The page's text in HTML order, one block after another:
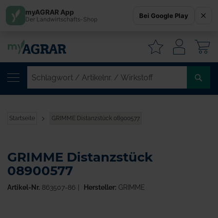
Startseite GRIMME Distanzstück 08900577
GRIMME Distanzstück
08900577
Artikel-Nr. 863507-86 Hersteller:GRIMME
myAGRAR App
Der Landwirtschafts-Shop Bei Google Play